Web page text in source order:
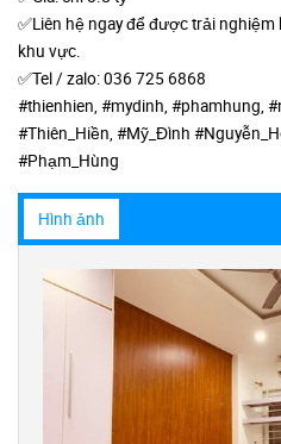
✅Liên hệ ngay để được trải
khu vực.
✅Tel / zalo: 036 725 6868
#thienhien, #mydinh, #phamhung,
#Thiên_Hiền, #Mỹ_Đình
#Phạm_Hùng
Hình ảnh